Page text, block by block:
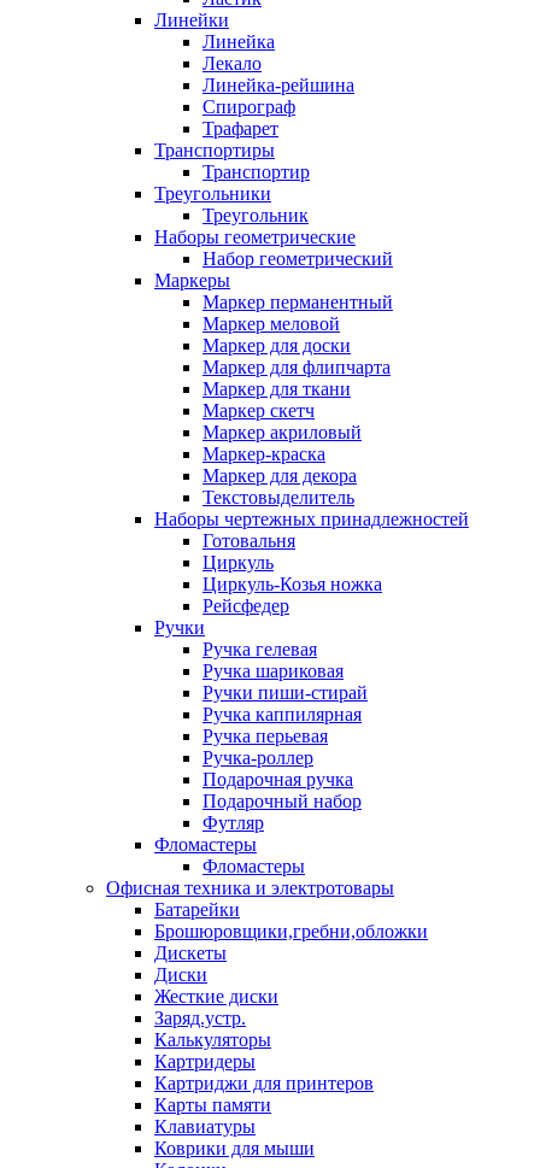
Линейки
Линейка
Лекало
Линейка-рейшина
Спирограф
Трафарет
Транспортиры
Транспортир
Треугольники
Треугольник
Наборы геометрические
Набор геометрический
Маркеры
Маркер перманентный
Маркер меловой
Маркер для доски
Маркер для флипчарта
Маркер для ткани
Маркер скетч
Маркер акриловый
Маркер-краска
Маркер для декора
Текстовыделитель
Наборы чертежных принадлежностей
Готовальня
Циркуль
Циркуль-Козья ножка
Рейсфедер
Ручки
Ручка гелевая
Ручка шариковая
Ручки пиши-стирай
Ручка каппилярная
Ручка перьевая
Ручка-роллер
Подарочная ручка
Подарочный набор
Футляр
Фломастеры
Фломастеры
Офисная техника и электротовары
Батарейки
Брошюровщики,гребни,обложки
Дискеты
Диски
Жесткие диски
Заряд.устр.
Калькуляторы
Картридеры
Картриджи для принтеров
Карты памяти
Клавиатуры
Коврики для мыши